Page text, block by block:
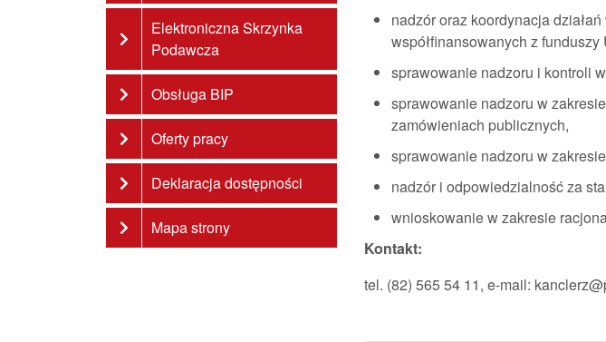
Elektroniczna Skrzynka
Podawcza
Obsługa BIP
Oferty pracy
Deklaracja dostępności
Mapa strony
nadzór oraz koordynacja
współfinansowanych z funduszy
sprawowanie nadzoru i kontroli
sprawowanie nadzoru w
zamówieniach publicznych,
sprawowanie nadzoru w
nadzór i odpowiedzialność za
wnioskowanie w zakresie
Kontakt:
tel. (82) 565 54 11, e-mail: